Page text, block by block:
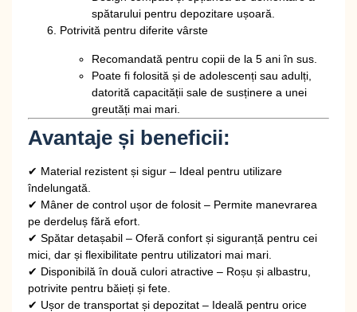
spătarului pentru depozitare ușoară.
Potrivită pentru diferite vârste
Recomandată pentru copii de la 5 ani în sus
Poate fi folosită și de adolescenți sau adulți
datorită capacității sale de susținere a unei
greutăți mai mari
Avantaje și beneficii:
✔ Material rezistent și sigur – Ideal pentru utilizare
îndelungată.
✔ Mâner de control ușor de folosit – Permite manevrarea
pe derdeluș fără efort.
✔ Spătar detașabil – Oferă confort și siguranță pentru cei
mici, dar și flexibilitate pentru utilizatori mai mari.
✔ Disponibilă în două culori atractive – Roșu și albastru,
potrivite pentru băieți și fete.
✔ Ușor de transportat și depozitat – Ideală pentru orice